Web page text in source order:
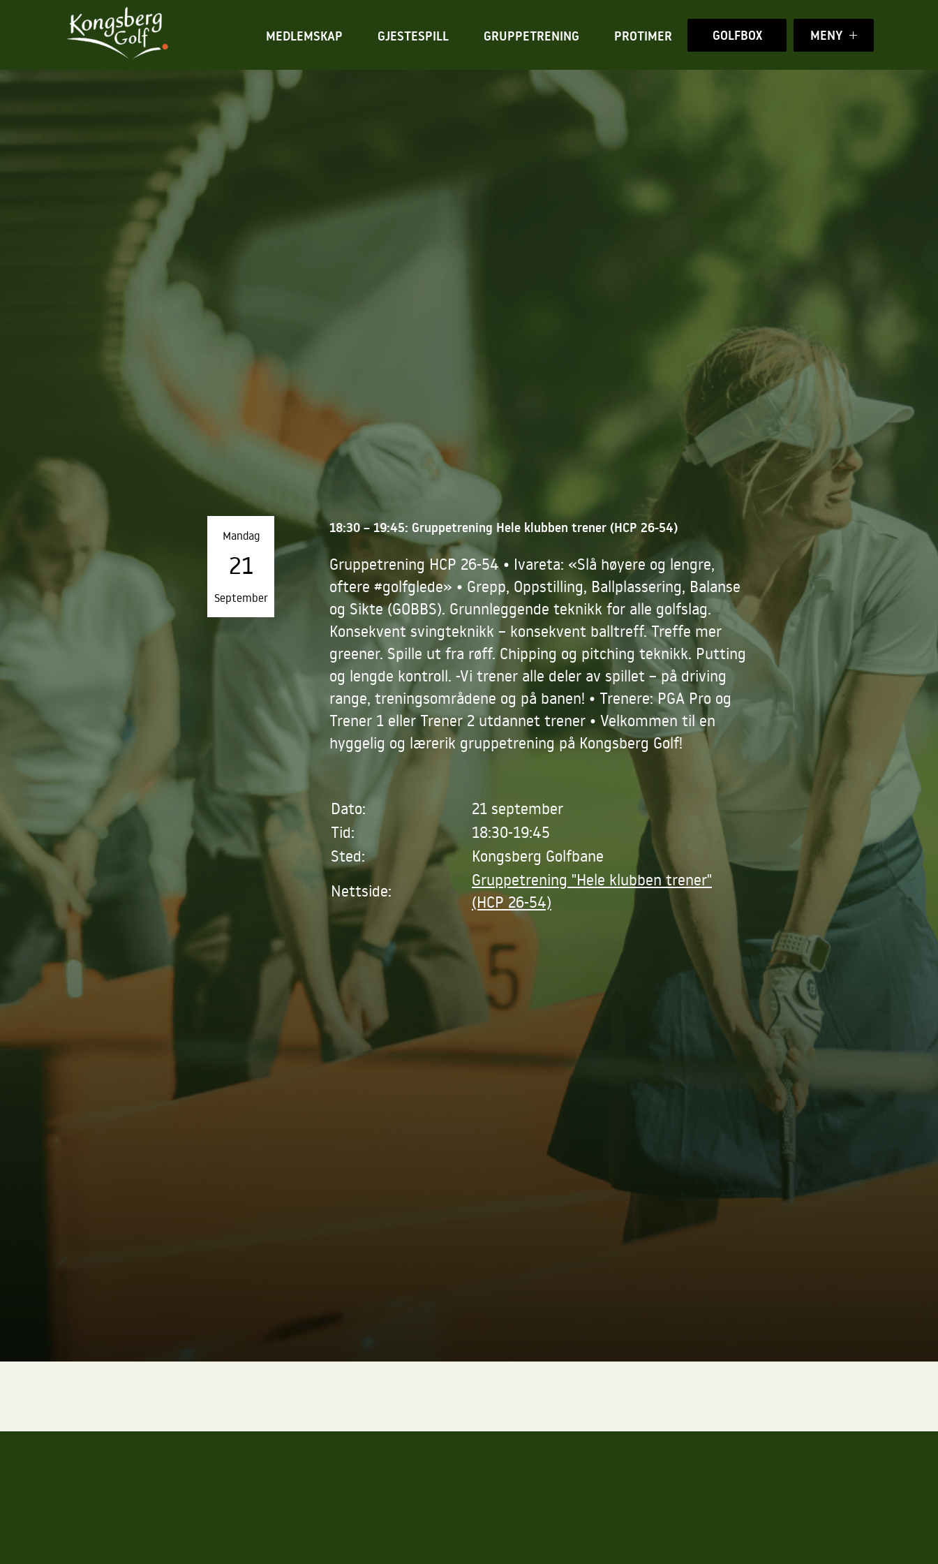
MEDLEMSKAP GJESTESPILL GRUPPETRENING PROTIMER GOLFBOX MENY
18:30 – 19:45: Gruppetrening Hele klubben trener (HCP 26-54)
Gruppetrening HCP 26-54 • Ivareta: «Slå høyere og lengre,
oftere #golfglede» • Grepp, Oppstilling, Ballplassering, Balanse
og Sikte (GOBBS). Grunnleggende teknikk for alle golfslag.
Konsekvent svingteknikk – konsekvent balltreff. Treffe mer
greener. Spille ut fra røff. Chipping og pitching teknikk. Putting
og lengde kontroll. -Vi trener alle deler av spillet – på driving
range, treningsområdene og på banen! • Trenere: PGA Pro og
Trener 1 eller Trener 2 utdannet trener • Velkommen til en
hyggelig og lærerik gruppetrening på Kongsberg Golf!
Dato:
21 september
Tid:
18:30-19:45
Sted:
Kongsberg Golfbane
Nettside:
Gruppetrening "Hele klubben trener"
(HCP 26-54)
Mandag
21
September